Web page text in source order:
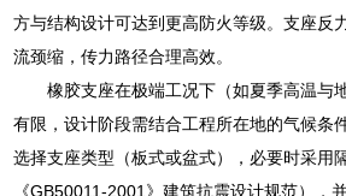
方与结构设计可达到更高防火等级。支座反
流颈缩，传力路径合理高效。
橡胶支座在极端工况下（如夏季高温与
有限，设计阶段需结合工程所在地的气候条
选择支座类型（板式或盆式），必要时采用
《GB50011-2001》建筑抗震设计规范），